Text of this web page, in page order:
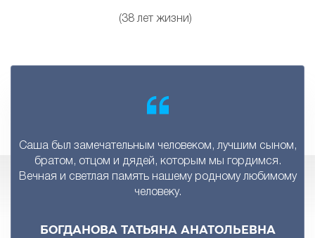
(38 лет жизни)
Саша был замечательным человеком, лучшим сыном,
братом, отцом и дядей, которым мы гордимся.
Вечная и светлая память нашему родному любимому
человеку.
БОГДАНОВА ТАТЬЯНА АНАТОЛЬЕВНА